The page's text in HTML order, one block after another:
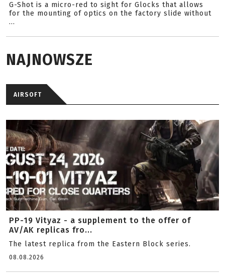
G-Shot is a micro-red to sight for Glocks that allows
for the mounting of optics on the factory slide without
...
NAJNOWSZE
AIRSOFT
PP-19 Vityaz - a supplement to the offer of
AV/AK replicas fro...
The latest replica from the Eastern Block series.
08.08.2026